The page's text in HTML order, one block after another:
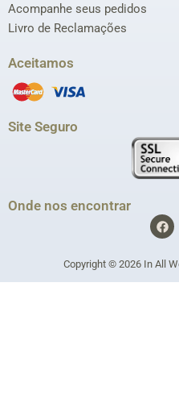
Acompanhe seus pedidos
Livro de Reclamações
Aceitamos
Site Seguro
Onde nos encontrar
F
a
c
e
b
o
Copyright © 2026 In All